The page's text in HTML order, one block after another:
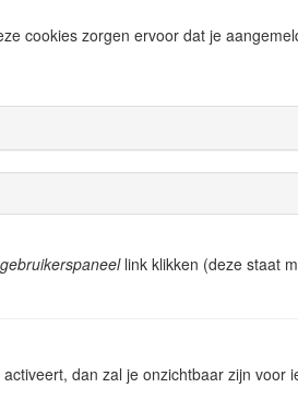
cookies zorgen ervoor dat je
gebruikerspaneellink klikken (deze staat
dan zal je onzichtbaar zijn voor